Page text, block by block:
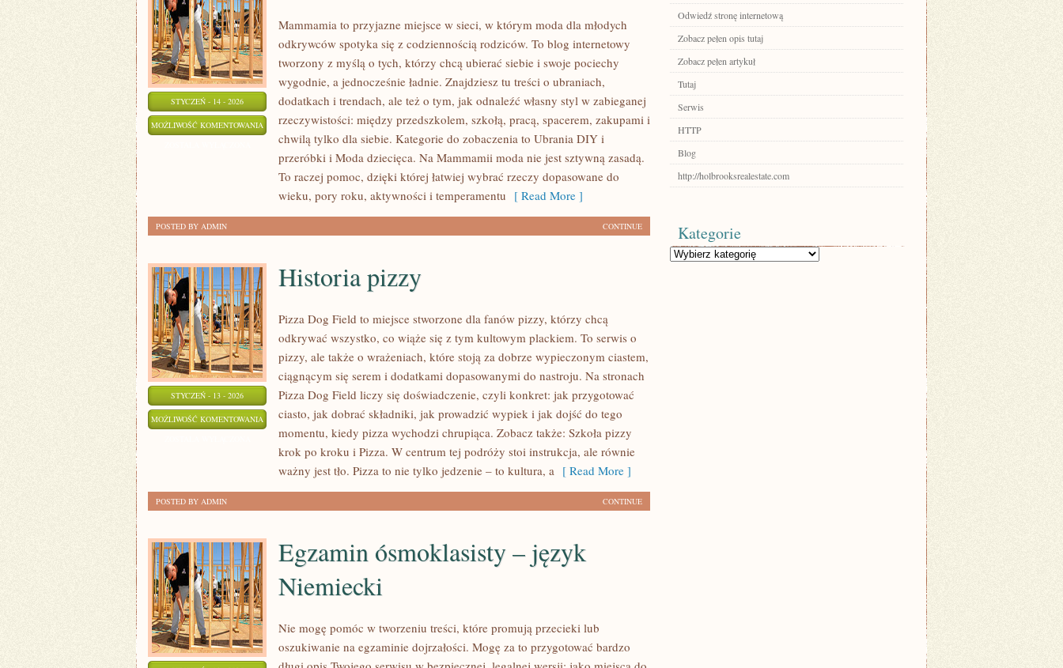
STYCZEŃ - 14 - 2026
MOŻLIWOŚĆ KOMENTOWANIA PORADY
STYLISTKI
Mammamia to przyjazne miejsce w sieci, w którym moda dla młodych
odkrywców spotyka się z codziennością rodziców. To blog internetowy
tworzony z myślą o tych, którzy chcą ubierać siebie i swoje pociechy
wygodnie, a jednocześnie ładnie. Znajdziesz tu treści o ubraniach,
dodatkach i trendach, ale też o tym, jak odnaleźć własny styl w zabieganej
rzeczywistości: między przedszkolem, szkołą, pracą, spacerem, zakupami i
chwilą tylko dla siebie. Kategorie do zobaczenia to Ubrania DIY i
przeróbki i Moda dziecięca. Na Mammamii moda nie jest sztywną zasadą.
To raczej pomoc, dzięki której łatwiej wybrać rzeczy dopasowane do
wieku, pory roku, aktywności i temperamentu [ Read More ]
CONTINUE
POSTED BY ADMIN
STYCZEŃ - 13 - 2026
MOŻLIWOŚĆ KOMENTOWANIA HISTORIA
PIZZY
Historia pizzy
Pizza Dog Field to miejsce stworzone dla fanów pizzy, którzy chcą
odkrywać wszystko, co wiąże się z tym kultowym plackiem. To serwis o
pizzy, ale także o wrażeniach, które stoją za dobrze wypieczonym ciastem,
ciągnącym się serem i dodatkami dopasowanymi do nastroju. Na stronach
Pizza Dog Field liczy się doświadczenie, czyli konkret: jak przygotować
ciasto, jak dobrać składniki, jak prowadzić wypiek i jak dojść do tego
momentu, kiedy pizza wychodzi chrupiąca. Zobacz także: Szkoła pizzy
krok po kroku i Pizza. W centrum tej podróży stoi instrukcja, ale równie
ważny jest tło. Pizza to nie tylko jedzenie – to kultura, a [ Read More ]
CONTINUE
POSTED BY ADMIN
Egzamin ósmoklasisty – język
Niemiecki
Nie mogę pomóc w tworzeniu treści, które promują przecieki lub
oszukiwanie na egzaminie dojrzałości. Mogę za to przygotować bardzo
Odwiedź stronę internetową
Zobacz pełen opis tutaj
Zobacz pełen artykuł
Tutaj
Serwis
HTTP
Blog
http://holbrooksrealestate.com
Kategorie
Kategorie